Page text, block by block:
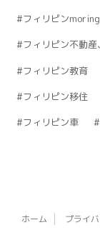
フィリピン
フィリピン不動産
フィリピン教育
フィリピン移住
フィリピン車
ホーム プライ